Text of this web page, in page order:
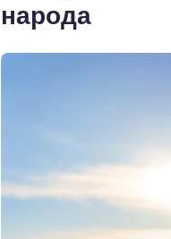
народа